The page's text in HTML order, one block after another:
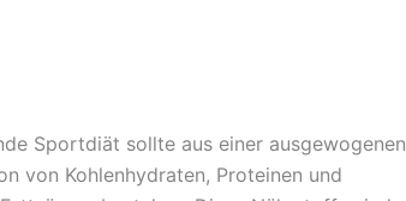
Sportdiät sollte aus einer ausgewogenen
von Kohlenhydraten, Proteinen und